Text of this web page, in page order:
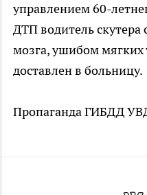
управлением 60-
ДТП водитель скутера
мозга, ушибом мягких
доставлен в больницу.
Пропаганда ГИБДД